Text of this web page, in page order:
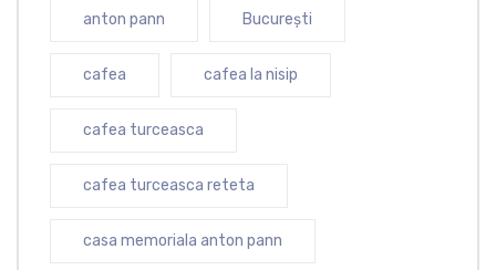
anton pann București
cafea cafea la nisip
cafea turceasca
cafea turceasca reteta
casa memoriala anton pann